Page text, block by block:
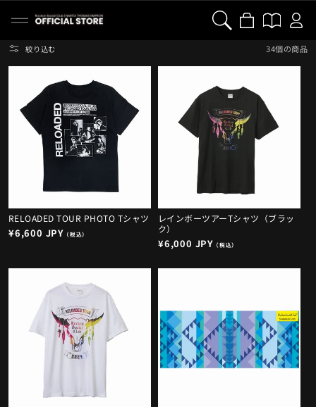
コンテンツに進む
ー
グ
イ
グ
イ
ン
絞り込む 34個の商品
RELOADED TOUR PHOTO Tシャツ
通
¥6,600 JPY （税込）
レインボーツアーTシャツ（ブラッ
ク）
通
価
¥6,000 JPY （税込）